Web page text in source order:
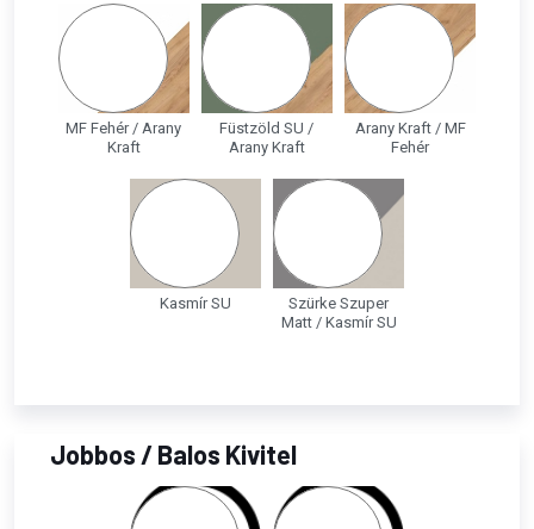
MF Fehér / Arany
Kraft
Füstzöld SU /
Arany Kraft
Arany Kraft / MF
Fehér
Kasmír SU
Szürke Szuper
Matt / Kasmír SU
Jobbos / Balos Kivitel